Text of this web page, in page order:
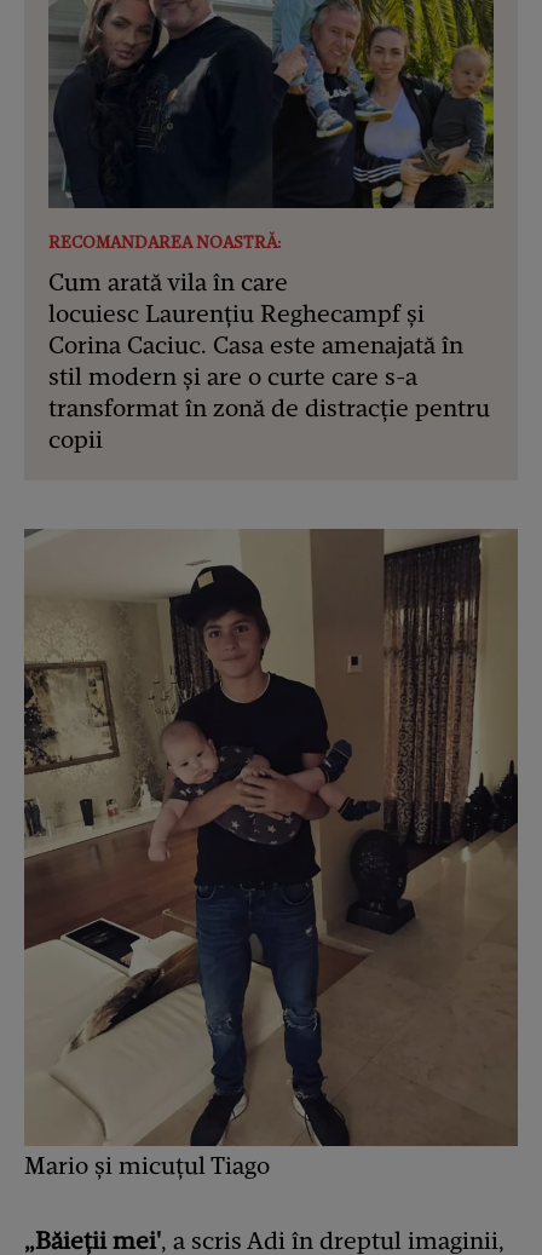
RECOMANDAREA NOASTRĂ:
Cum arată vila în care
locuiesc Laurențiu Reghecampf și
Corina Caciuc. Casa este amenajată în
stil modern și are o curte care s-a
transformat în zonă de distracție pentru
copii
Mario și micuțul Tiago
„Băieții mei', a scris Adi în dreptul imaginii,